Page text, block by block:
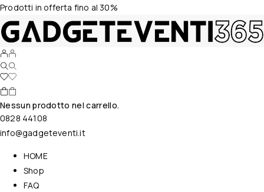
Prodotti in offerta fino al 30%
Nessun prodotto nel carrello.
0828 44108
info@gadgeteventi.it
HOME
Shop
FAQ